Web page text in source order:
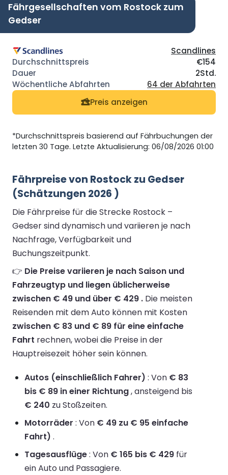
Fährgesellschaften vom Rostock zum
Gedser
Scandlines
€154
2Std.
64 der Abfahrten
Preis anzeigen
*Durchschnittspreis basierend auf Fährbuchungen der
letzten 30 Tage. Letzte Aktualisierung: 06/08/2026 01:00
Fährpreise von Rostock zu Gedser
(Schätzungen 2026 )
Die Fährpreise für die Strecke Rostock –
Gedser sind dynamisch und variieren je nach
Nachfrage, Verfügbarkeit und
Buchungszeitpunkt.
👉 Die Preise variieren je nach Saison und
Fahrzeugtyp und liegen üblicherweise
zwischen € 49 und über € 429 . Die meisten
Reisenden mit dem Auto können mit Kosten
zwischen € 83 und € 89 für eine einfache
Fahrt rechnen, wobei die Preise in der
Hauptreisezeit höher sein können.
Autos (einschließlich Fahrer) : Von € 83
bis € 89 in einer Richtung, ansteigend bis
€ 240 zu Stoßzeiten.
Motorräder : Von € 49 zu € 95 einfache
Fahrt) .
Tagesausflüge: Von € 165 bis € 429 für
ein Auto und Passagiere.